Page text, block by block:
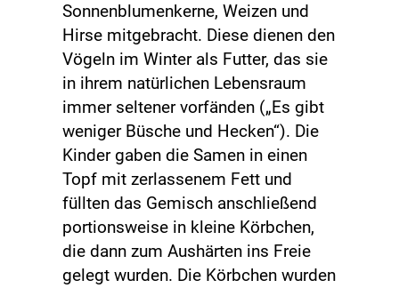
Sonnenblumenkerne, Weizen und
Hirse mitgebracht. Diese dienen den
Vögeln im Winter als Futter, das sie
in ihrem natürlichen Lebensraum
immer seltener vorfänden („Es gibt
weniger Büsche und Hecken“). Die
Kinder gaben die Samen in einen
Topf mit zerlassenem Fett und
füllten das Gemisch anschließend
portionsweise in kleine Körbchen,
die dann zum Aushärten ins Freie
gelegt wurden. Die Körbchen wurden